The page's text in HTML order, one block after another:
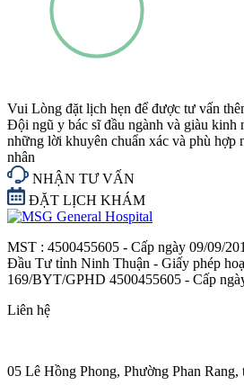
Vui Lòng đặt lịch hẹn để được tư vấn
Đội ngũ y bác sĩ đầu ngành và giàu kinh
những lời khuyên chuẩn xác và phù hợp
nhân
NHẬN TƯ VẤN
ĐẶT LỊCH KHÁM
MST : 4500455605 - Cấp ngày 09/09/
Đầu Tư tỉnh Ninh Thuận - Giấy phép
169/BYT/GPHD 4500455605 - Cấp
Liên hệ
05 Lê Hồng Phong, Phường Phan